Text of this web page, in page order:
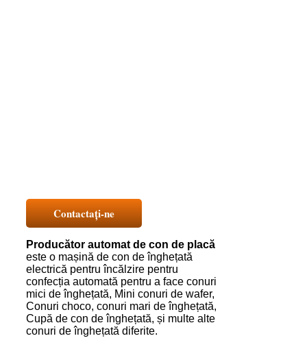
Contactaţi-ne
Producător automat de con de placă
este o mașină de con de înghețată
electrică pentru încălzire pentru
confecția automată pentru a face conuri
mici de înghețată, Mini conuri de wafer,
Conuri choco, conuri mari de înghețată,
Cupă de con de înghețată, și multe alte
conuri de înghețată diferite.